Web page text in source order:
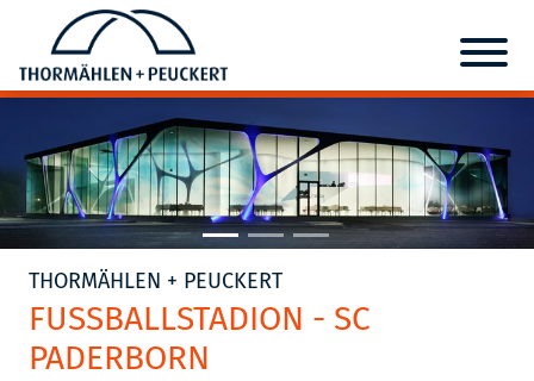
THORMÄHLEN + PEUCKERT
FUSSBALLSTADION - SC
PADERBORN